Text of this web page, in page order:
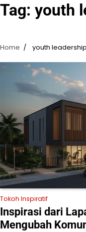
Tag: youth
Home youth leadership
Tokoh Inspiratif
Inspirasi dari
Mengubah